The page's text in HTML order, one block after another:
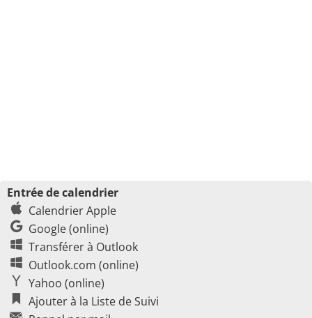
Entrée de calendrier
Calendrier Apple
Google (online)
Transférer à Outlook
Outlook.com (online)
Yahoo (online)
Ajouter à la Liste de Suivi